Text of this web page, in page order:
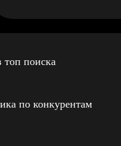
топ поиска
по конкурентам